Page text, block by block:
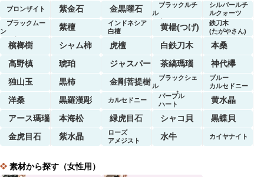
ブロンザイト 紫金石 金黒曜石
ブラックルチ
ル
クォーツ
シルバールチ
ルクォーツ
ブラックムー
ン
ストーン
紫檀
インドネシア
白檀
黄楊(つげ)
鉄刀木
(たがやさん)
檳榔樹 シャム柿 虎檀 白鉄刀木
本桑
高野槙
琥珀 ジャスパー 茶縞瑪瑙
神代欅
独山玉
黒柿 金剛菩提樹
ブラックシェ
ル
マーブル
ブルー
カルセドニー
洋桑 黒羅漢彫 カルセドニー
パープル
ハート
黄水晶
アース瑪瑙
本海松 緑虎目石 シャコ貝
黒蝶貝
金虎目石
紫水晶
ローズ
アメジスト
水牛 カイヤナイト
素材から探す（女性用）